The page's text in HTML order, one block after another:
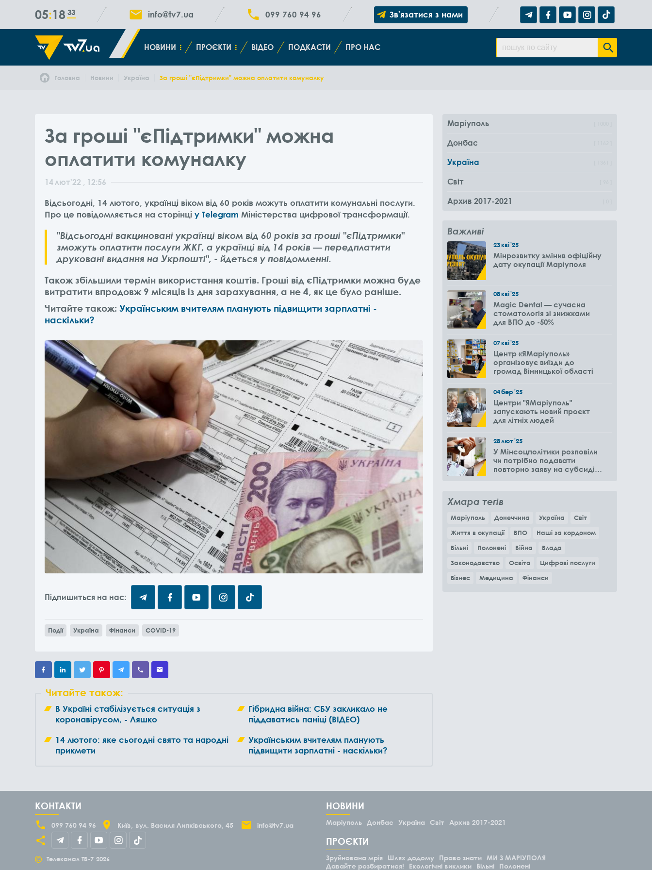
05 18 34 info@tv7.ua 099 760 94 96 Зв'язатися з нами
НОВИНИ ПРОЄКТИ ВІДЕО ПОДКАСТИ ПРО НАС
Головна Новини Україна За гроші "єПідтримки" можна оплатити комуналку
За гроші "єПідтримки" можна
оплатити комуналку
14лют'22 , 12:56
Відсьогодні, 14 лютого, українці віком від 60 років можуть оплатити комунальні послуги.
Про це повідомляється на сторінці у Telegram Міністерства цифрової трансформації.
"Відсьогодні вакциновані українці віком від 60 років за гроші "єПідтримки"
зможуть оплатити послуги ЖКГ, а українці від 14 років — передплатити
друковані видання на Укрпошті", - йдеться у повідомленні.
Також збільшили термін використання коштів. Гроші від єПідтримки можна буде
витратити впродовж 9 місяців із дня зарахування, а не 4, як це було раніше.
Читайте також: Українським вчителям планують підвищити зарплатні -
наскільки?
Підпишиться на нас:
Події Україна Фінанси COVID-19
Читайте також:
В Україні стабілізується ситуація з
коронавірусом, - Ляшко
Гібридна війна: СБУ закликало не
піддаватись паніці (ВІДЕО)
14 лютого: яке сьогодні свято та народні
прикмети
Українським вчителям планують
підвищити зарплатні - наскільки?
Маріуполь
Донбас
Україна
Світ
Архив 2017-2021
Важливі
23кві'25
Мінрозвитку змінив офіційну
дату окупації Маріуполя
08кві'25
Magic Dental — сучасна
стоматологія зі знижками
для ВПО до -50%
07кві'25
Центр «ЯМаріуполь»
організовує виїзди до
громад Вінницької області
04бер'25
Центри "ЯМаріуполь"
запускають новий проєкт
для літніх людей
28лют'25
У Мінсоцполітики розповіли
чи потрібно подавати
повторно заяву на субсидію
Хмара тегів
Маріуполь Донеччина Україна
Світ
Життя в окупації
ВПО
Наші за кордоном
Вільні
Полонені Війна
Влада
Законодавство
Освіта
Цифрові послуги
Бізнес
Медицина Фінанси
КОНТАКТИ
099 760 94 96 Київ вул. Василя Липківського, 45 info@tv7.ua
© Телеканал ТВ-7 2026
НОВИНИ
Маріуполь Донбас Україна Світ Архив 2017-2021
ПРОЄКТИ
Зруйнована мрія Шлях додому Право знати
МИ З МАРІУПОЛЯ
Давайте розбиратися!
Екологічні виклики Вільні Полонені